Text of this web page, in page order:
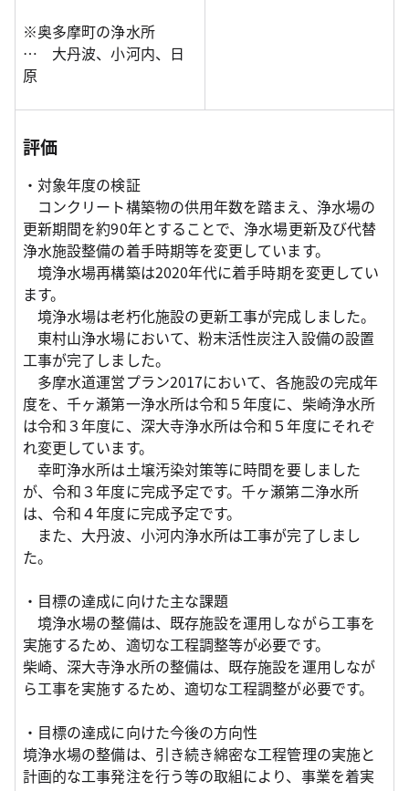
※奥多摩町の浄水所
… 大丹波、小河内、日
原
評価
・対象年度の検証
コンクリート構築物の供用年数を踏まえ、浄水場の
更新期間を約90年とすることで、浄水場更新及び代替
浄水施設整備の着手時期等を変更しています。
境浄水場再構築は2020年代に着手時期を変更してい
ます。
境浄水場は老朽化施設の更新工事が完成しました。
東村山浄水場において、粉末活性炭注入設備の設置
工事が完了しました。
多摩水道運営プラン2017において、各施設の完成年
度を、千ヶ瀬第一浄水所は令和５年度に、柴崎浄水所
は令和３年度に、深大寺浄水所は令和５年度にそれぞ
れ変更しています。
幸町浄水所は土壌汚染対策等に時間を要しました
が、令和３年度に完成予定です。千ヶ瀬第二浄水所
は、令和４年度に完成予定です。
また、大丹波、小河内浄水所は工事が完了しまし
た。
・目標の達成に向けた主な課題
境浄水場の整備は、既存施設を運用しながら工事を
実施するため、適切な工程調整等が必要です。
柴崎、深大寺浄水所の整備は、既存施設を運用しなが
ら工事を実施するため、適切な工程調整が必要です。
・目標の達成に向けた今後の方向性
境浄水場の整備は、引き続き綿密な工程管理の実施と
計画的な工事発注を行う等の取組により、事業を着実